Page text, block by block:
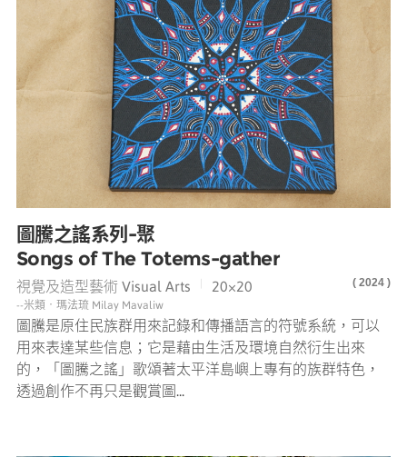
圖騰之謠系列-聚
Songs of The Totems-gather
( 2024 )
視覺及造型藝術 Visual Arts 20×20
--米類‧瑪法琉 Milay Mavaliw
圖騰是原住民族群用來記錄和傳播語言的符號系統，可以
用來表達某些信息；它是藉由生活及環境自然衍生出來
的，「圖騰之謠」歌頌著太平洋島嶼上專有的族群特色，
透過創作不再只是觀賞圖...